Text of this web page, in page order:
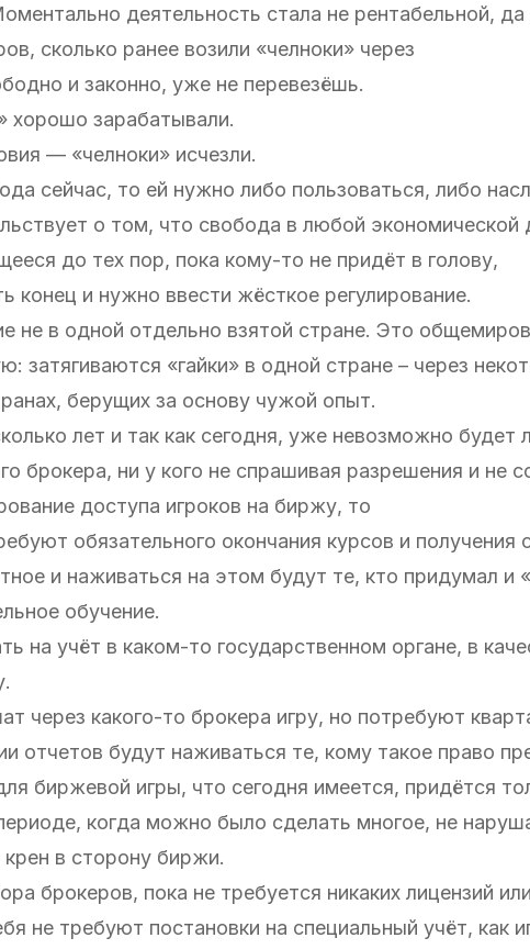
деятельность стала не рентабельной,
сколько ранее возили «челноки» через
и законно, уже не перевезёшь.
хорошо зарабатывали.
— «челноки» исчезли.
сейчас, то ей нужно либо пользоваться, либо
о том, что свобода в любой экономической
до тех пор, пока кому-то не придёт в голову,
конец и нужно ввести жёсткое регулирование.
не в одной отдельно взятой стране. Это
затягиваются «гайки» в одной стране – через
берущих за основу чужой опыт.
лет и так как сегодня, уже невозможно
брокера, ни у кого не спрашивая разрешения и не
доступа игроков на биржу, то
обязательного окончания курсов и получения
и наживаться на этом будут те, кто придумал и
обучение.
на учёт в каком-то государственном органе, в
через какого-то брокера игру, но потребуют
отчетов будут наживаться те, кому такое право
биржевой игры, что сегодня имеется, придётся
когда можно было сделать многое, не
в сторону биржи.
брокеров, пока не требуется никаких лицензий
не требуют постановки на специальный учёт, как